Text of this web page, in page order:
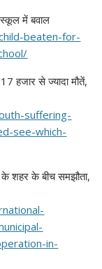
स्कूल में बवाल
beaten-for-
हजार से ज्यादा मौतें,
suffering-
see-which-
के शहर के बीच समझौता,
in-